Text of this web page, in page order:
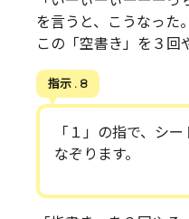
を言うと、こうなった
この「空書き」を３回
指示 . 8
「１」の指で、シ
なぞります。